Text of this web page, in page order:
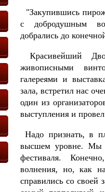
"Закупившись
с добродушным
добрались до
Красивейший
живописными
галереями и
зала, встретил нас
один из
выступления и
Надо признать, в
высшем уровне. Мы
фестиваля.
волнения, но, как
справились со